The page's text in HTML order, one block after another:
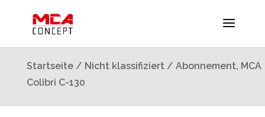
Startseite/ Nicht klassifiziert/ Abonnement, MCA
Colibri C-130